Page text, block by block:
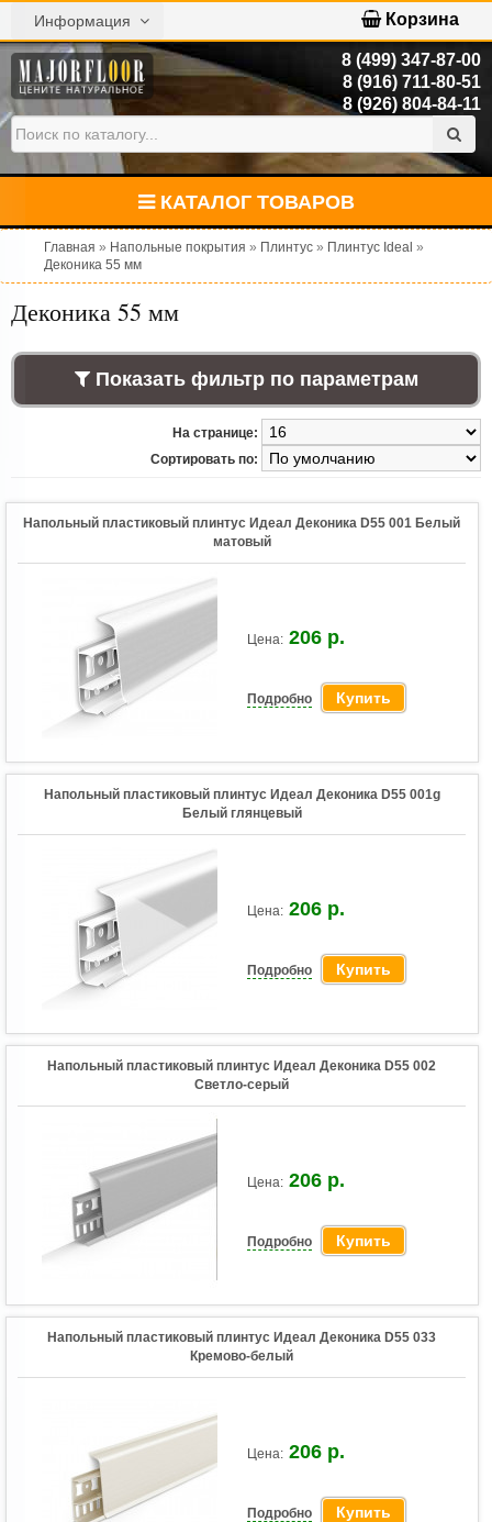
Информация Корзина
8 (499) 347-87-00
8 (916) 711-80-51
8 (926) 804-84-11
КАТАЛОГ ТОВАРОВ
Главная » Напольные покрытия » Плинтус » Плинтус Ideal »
Деконика 55 мм
Деконика 55 мм
Показать фильтр по параметрам
На странице:
Сортировать по:
Напольный пластиковый плинтус Идеал Деконика D55 001 Белый
матовый
Цена: 206 р.
Подробно Купить
Напольный пластиковый плинтус Идеал Деконика D55 001g
Белый глянцевый
Цена: 206 р.
Подробно Купить
Напольный пластиковый плинтус Идеал Деконика D55 002
Светло-серый
Цена: 206 р.
Подробно Купить
Напольный пластиковый плинтус Идеал Деконика D55 033
Кремово-белый
Цена: 206 р.
Подробно Купить